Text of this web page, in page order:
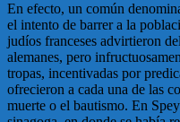
En efecto, un común
el intento de barrer a la
judíos franceses advirtieron
alemanes, pero
tropas, incentivadas por
ofrecieron a cada una de las
muerte o el bautismo. En